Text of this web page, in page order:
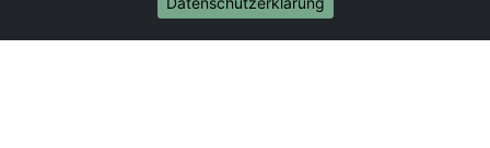
Umzug von Jena nach Brasilien
Umzug von Jena nach Brunei Darussalam